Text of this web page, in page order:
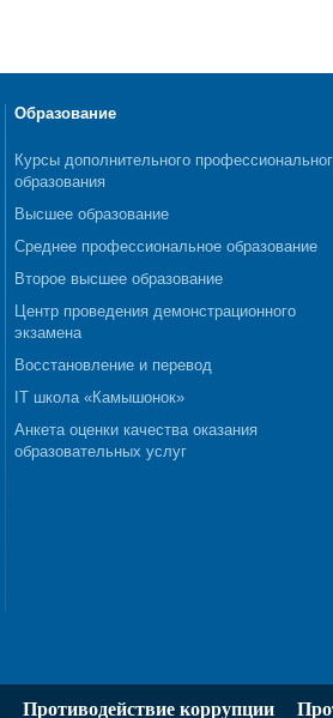
Образование
Курсы дополнительного
образования
Высшее образование
Среднее профессиональное образование
Второе высшее образование
Центр проведения демонстрационного
экзамена
Восстановление и перевод
IT школа «Камышонок»
Анкета оценки качества оказания
образовательных услуг
Противодействие коррупции